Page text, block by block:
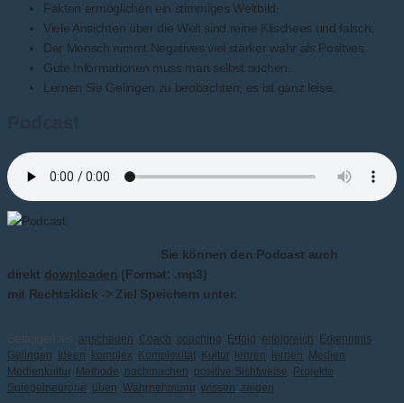
Fakten ermöglichen ein stimmiges Weltbild.
Viele Ansichten über die Welt sind reine Klischees und falsch.
Der Mensch nimmt Negatives viel stärker wahr als Positves.
Gute Informationen muss man selbst suchen.
Lernen Sie Gelingen zu beobachten, es ist ganz leise.
Sie können den Podcast auch
direkt downloaden (Format: .mp3)
mit Rechtsklick -> Ziel Speichern unter.
Getagged als: anschauen, Coach, coaching, Erfolg, erfolgreich, Erkenntnis,
Gelingen, Ideen, komplex, Komplexität, Kultur, lehren, lernen, Medien,
Medienkultur, Methode, nachmachen, positive Sichtweise, Projekte,
Spiegelneurone, üben, Wahrnehmung, wissen, zeigen